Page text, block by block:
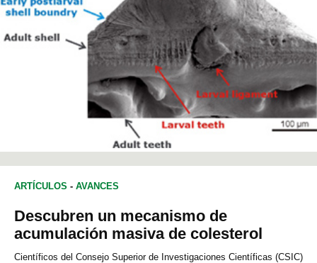
ARTÍCULOS - AVANCES
Descubren un mecanismo de
acumulación masiva de colesterol
Científicos del Consejo Superior de Investigaciones Científicas (CSIC)